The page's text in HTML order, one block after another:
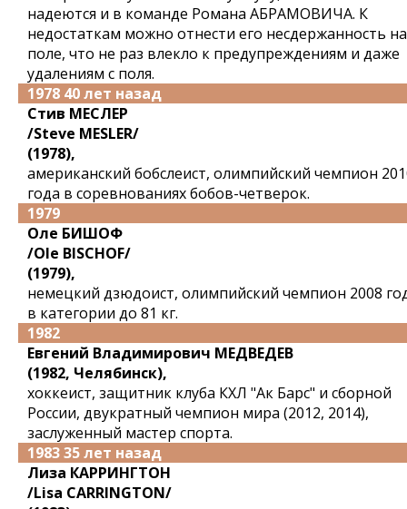
надеются и в команде Романа АБРАМОВИЧА. К
недостаткам можно отнести его несдержанность на
поле, что не раз влекло к предупреждениям и даже
удалениям с поля.
1978 40 лет назад
Стив МЕСЛЕР
/Steve MESLER/
(1978),
американский бобслеист, олимпийский чемпион
года в соревнованиях бобов-четверок.
1979
Оле БИШОФ
/Ole BISCHOF/
(1979),
немецкий дзюдоист, олимпийский чемпион 2008
в категории до 81 кг.
1982
Евгений Владимирович МЕДВЕДЕВ
(1982, Челябинск),
хоккеист, защитник клуба КХЛ "Ак Барс" и сборной
России, двукратный чемпион мира (2012, 2014),
заслуженный мастер спорта.
1983 35 лет назад
Лиза КАРРИНГТОН
/Lisa CARRINGTON/